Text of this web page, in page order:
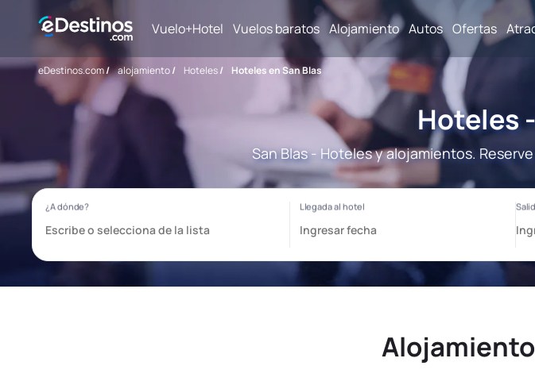
Vuelo+Hotel Vuelos baratos Alojamiento Autos Ofertas
eDestinos.com/ alojamiento/ Hoteles/ Hoteles en San Blas
Hoteles
San Blas - Hoteles y alojamientos.